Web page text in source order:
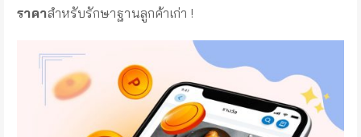
ราคาสำหรับรักษาฐานลูกค้าเก่า !